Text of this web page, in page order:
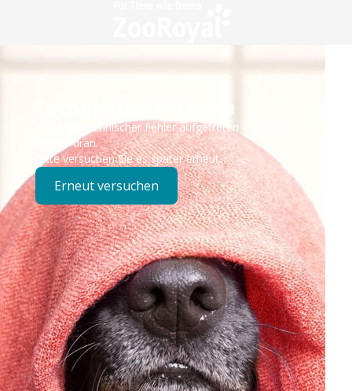
Technisches Problem
Es ist ein technischer Fehler aufgetreten – wir sind
bereits dran.
Bitte versuchen Sie es später erneut.
Erneut versuchen